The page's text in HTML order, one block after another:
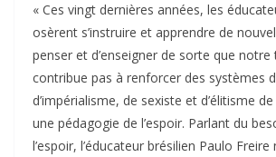
« Ces vingt dernières années, les
osèrent s’instruire et apprendre de
penser et d’enseigner de sorte que notre
contribue pas à renforcer des systèmes
d’impérialisme, de sexiste et d’élitisme
une pédagogie de l’espoir. Parlant du
l’espoir, l’éducateur brésilien Paulo